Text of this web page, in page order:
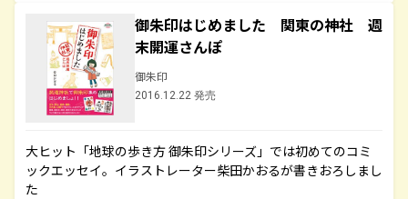
御朱印はじめました 関東の神社 週
末開運さんぽ
御朱印
2016.12.22 発売
大ヒット「地球の歩き方 御朱印シリーズ」では初めてのコミ
ックエッセイ。イラストレーター柴田かおるが書きおろしまし
た